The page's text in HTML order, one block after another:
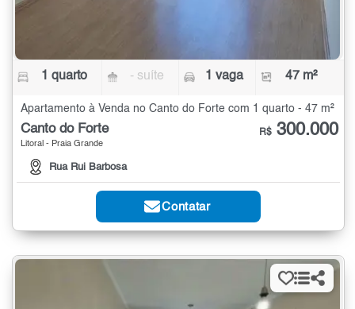
1 quarto - suíte 1 vaga 47 m²
Apartamento à Venda no Canto do Forte com 1 quarto - 47 m²
Canto do Forte
Litoral - Praia Grande
Rua Rui Barbosa
R$ 300.000
Contatar